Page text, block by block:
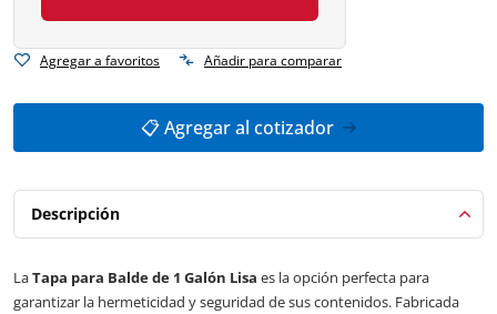
Agregar a favoritos Añadir para comparar
📋 Agregar al cotizador
Descripción
LaTapa para Balde de 1 Galón Lisa es la opción perfecta para
garantizar la hermeticidad y seguridad de sus contenidos. Fabricada